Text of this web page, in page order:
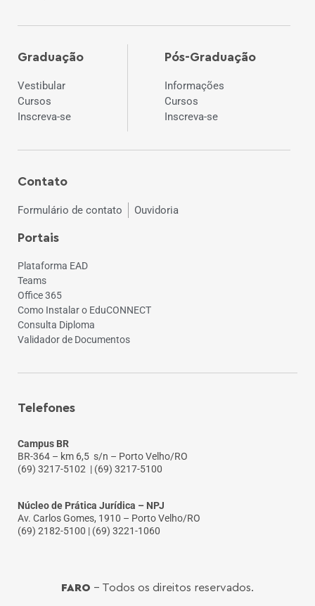
Graduação
Vestibular
Cursos
Inscreva-se
Pós-Graduação
Informações
Cursos
Inscreva-se
Contato
Formulário de contato Ouvidoria
Portais
Plataforma EAD
Teams
Office 365
Como Instalar o EduCONNECT
Consulta Diploma
Validador de Documentos
Telefones
Campus BR
BR-364 – km 6,5 s/n – Porto Velho/RO
(69) 3217-5102 | (69) 3217-5100
Núcleo de Prática Jurídica – NPJ
Av. Carlos Gomes, 1910 – Porto Velho/RO
(69) 2182-5100 | (69) 3221-1060
FARO - Todos os direitos reservados.